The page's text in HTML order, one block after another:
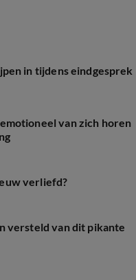
in tijdens eindgesprek
van zich horen
verliefd?
versteld van dit pikante